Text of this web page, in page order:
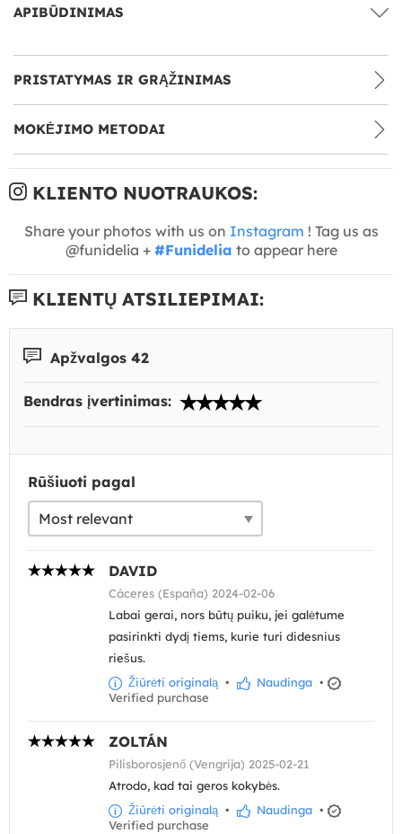
APIBŪDINIMAS
PRISTATYMAS IR GRĄŽINIMAS
MOKĖJIMO METODAI
KLIENTO NUOTRAUKOS:
Share your photos with us on Instagram ! Tag us as
@funidelia + #Funidelia to appear here
KLIENTŲ ATSILIEPIMAI:
Apžvalgos 42
Bendras įvertinimas:
Rūšiuoti pagal
DAVID
Cáceres (España) 2024-02-06
Labai gerai, nors būtų puiku, jei galėtume
pasirinkti dydį tiems, kurie turi didesnius
riešus.
Žiūrėti originalą • Naudinga •
Verified purchase
ZOLTÁN
Pilisborosjenő (Vengrija) 2025-02-21
Atrodo, kad tai geros kokybės.
Žiūrėti originalą • Naudinga •
Verified purchase